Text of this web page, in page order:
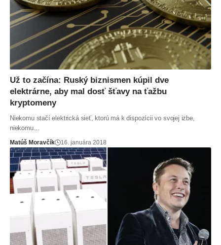
Už to začína: Ruský biznismen kúpil dve
elektrárne, aby mal dosť šťavy na ťažbu
kryptomeny
Niekomu stačí elektrická sieť, ktorú má k dispozícii vo svojej izbe,
niekomu…
Matúš Moravčík 16. januára 2018